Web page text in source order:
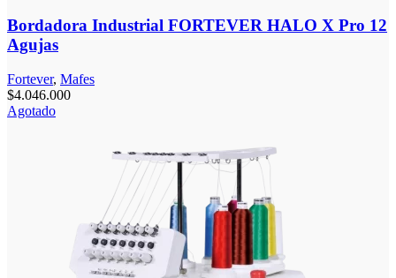
Bordadora Industrial FORTEVER HALO X Pro 12
Agujas
Fortever, Mafes
$4.046.000
Agotado